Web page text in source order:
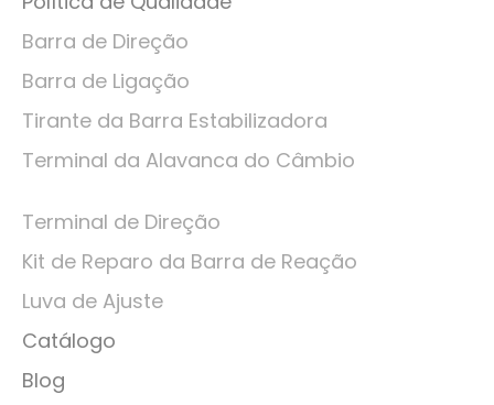
Barra de Direção
Barra de Ligação
Tirante da Barra Estabilizadora
Terminal da Alavanca do Câmbio
Terminal de Direção
Kit de Reparo da Barra de Reação
Luva de Ajuste
Catálogo
Blog